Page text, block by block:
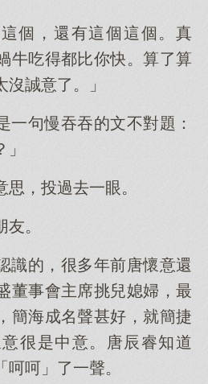
這個，還有這個這個。真
牛吃得都比你快。算了算
誠意了。」
一句慢吞吞的文不對題：
思，投過去一眼。
。
識的，很多年前唐懷意還
董事會主席挑兒媳婦，最
簡海成名聲甚好，就簡捷
很是中意。唐辰睿知道
呵」了一聲。